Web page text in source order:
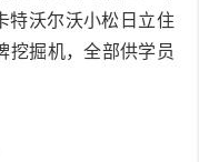
特沃尔沃小松日立住
挖掘机，全部供学员